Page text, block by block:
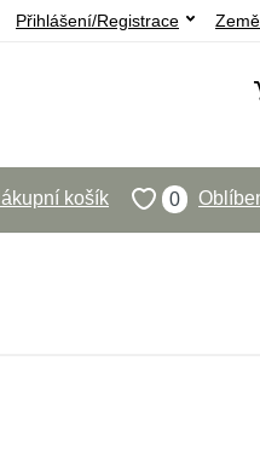
Přihlášení/Registrace
0
košík